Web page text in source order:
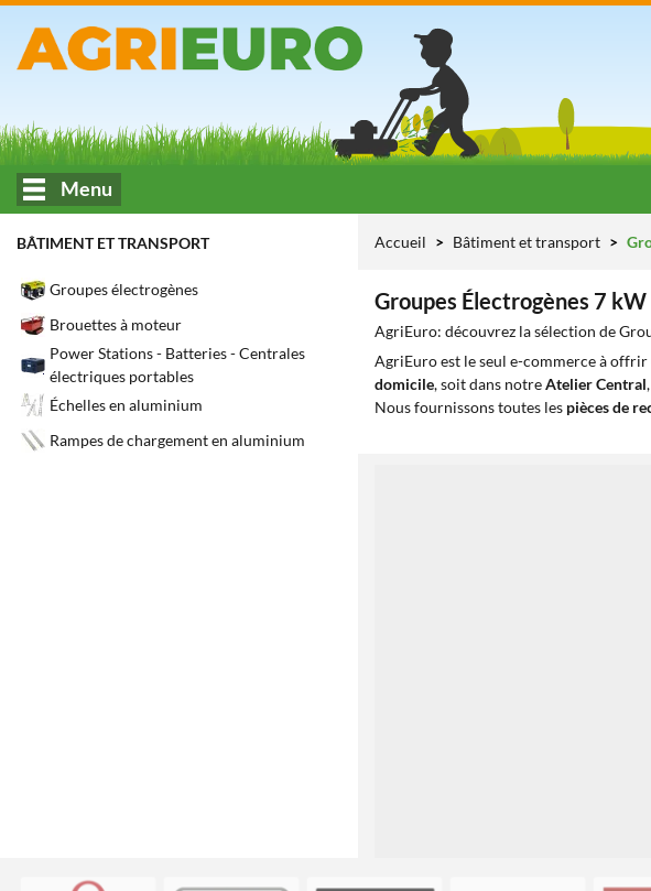
Menu
BÂTIMENT ET TRANSPORT
Groupes électrogènes
Brouettes à moteur
Power Stations - Batteries - Centrales
électriques portables
Échelles en aluminium
Rampes de chargement en aluminium
Accueil Bâtiment et transport
Groupes Électrogènes 7 kW
AgriEuro: découvrez la sélection de
AgriEuro est le seul e-commerce à
domicile, soit dans notreAtelier Central
Nous fournissons toutes les pièces de